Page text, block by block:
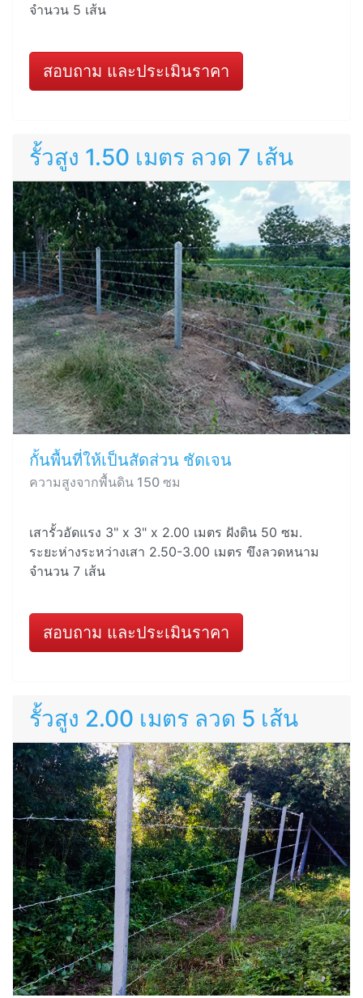
จำนวน 5 เส้น
สอบถาม และประเมินราคา
รั้วสูง 1.50 เมตร ลวด 7 เส้น
กั้นพื้นที่ให้เป็นสัดส่วน ชัดเจน
ความสูงจากพื้นดิน 150 ซม
เสารั้วอัดแรง 3" x 3" x 2.00 เมตร ฝังดิน 50 ซม.
ระยะห่างระหว่างเสา 2.50-3.00 เมตร ขึงลวดหนาม
จำนวน 7 เส้น
สอบถาม และประเมินราคา
รั้วสูง 2.00 เมตร ลวด 5 เส้น